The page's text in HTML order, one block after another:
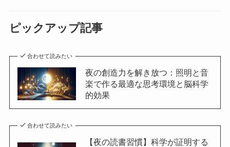
ピックアップ記事
合わせて読みたい
夜の創造力を解き放つ：照明と音
楽で作る最適な思考環境と脳科学
的効果
合わせて読みたい
【夜の読書習慣】科学が証明する